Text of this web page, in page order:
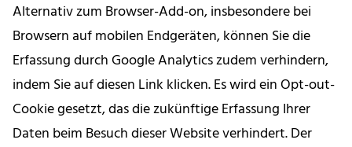
Alternativ zum Browser-Add-on, insbesondere bei
Browsern auf mobilen Endgeräten, können Sie die
Erfassung durch Google Analytics zudem verhindern,
indem Sie auf diesen Link klicken. Es wird ein Opt-out-
Cookie gesetzt, das die zukünftige Erfassung Ihrer
Daten beim Besuch dieser Website verhindert. Der